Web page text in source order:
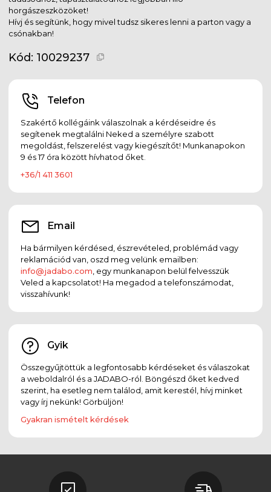
horgászeszközöket!
Hívj és segítünk, hogy mivel tudsz sikeres lenni a parton vagy a
csónakban!
Kód: 10029237
Telefon
Szakértő kollégáink válaszolnak a kérdéseidre és
segítenek megtalálni Neked a személyre szabott
megoldást, felszerelést vagy kiegészítőt! Munkanapokon
9 és 17 óra között hívhatod őket.
+36/1 411 3601
Email
Ha bármilyen kérdésed, észrevételed, problémád vagy
reklamációd van, oszd meg velünk emailben:
info@jadabo.com , egy munkanapon belül felvesszük
Veled a kapcsolatot! Ha megadod a telefonszámodat,
visszahívunk!
Gyik
Összegyűjtöttük a legfontosabb kérdéseket és válaszokat
a weboldalról és a JADABO-ról. Böngészd őket kedved
szerint, ha esetleg nem találod, amit kerestél, hívj minket
vagy írj nekünk! Görbüljön!
Gyakran ismételt kérdések